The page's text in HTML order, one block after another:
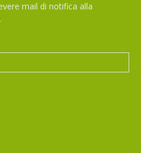
mail di notifica alla